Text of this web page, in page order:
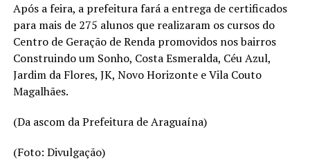
Após a feira, a prefeitura fará a entrega de certificados
para mais de 275 alunos que realizaram os cursos do
Centro de Geração de Renda promovidos nos bairros
Construindo um Sonho, Costa Esmeralda, Céu Azul,
Jardim da Flores, JK, Novo Horizonte e Vila Couto
Magalhães.
(Da ascom da Prefeitura de Araguaína)
(Foto: Divulgação)